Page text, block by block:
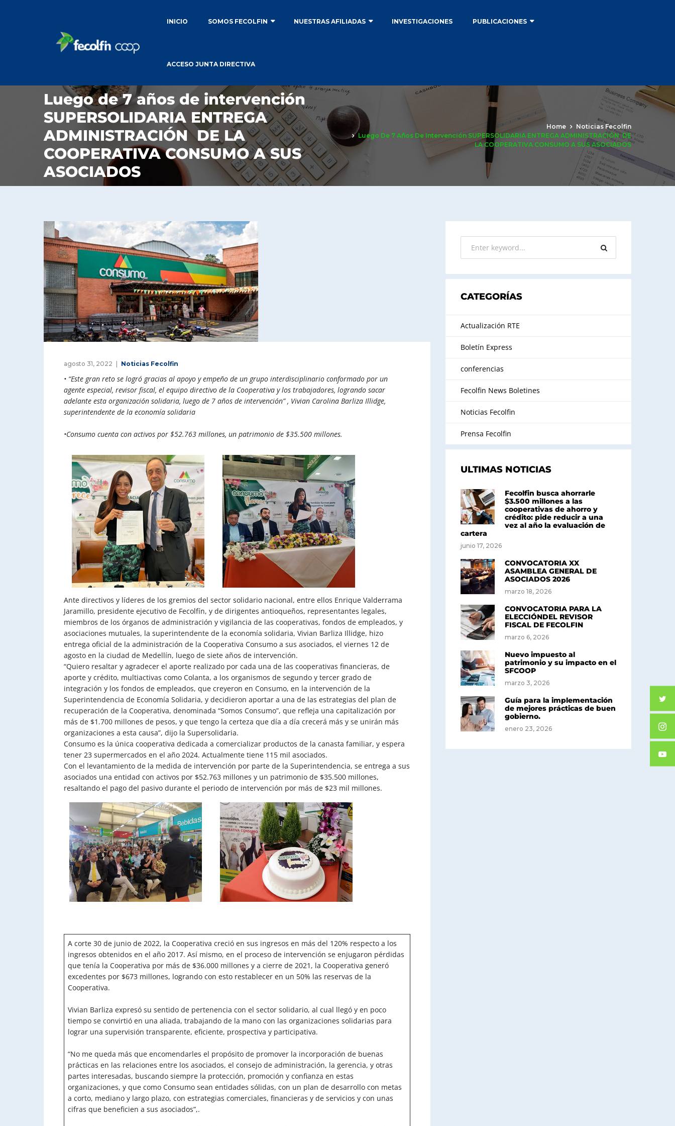
INICIO SOMOS FECOLFIN NUESTRAS AFILIADAS INVESTIGACIONES PUBLICACIONES
ACCESO JUNTA DIRECTIVA
Luego de 7 años de intervención
SUPERSOLIDARIA ENTREGA
ADMINISTRACIÓN DE LA
COOPERATIVA CONSUMO A SUS
ASOCIADOS
Home
Noticias Fecolfin
Luego De 7 Años De Intervención SUPERSOLIDARIA ENTREGA ADMINISTRACIÓN DE
LA COOPERATIVA CONSUMO A SUS ASOCIADOS
agosto 31, 2022 Noticias Fecolfin
• “Este gran reto se logró gracias al apoyo y empeño de un grupo interdisciplinario conformado por un
agente especial, revisor fiscal, el equipo directivo de la Cooperativa y los trabajadores, logrando sacar
adelante esta organización solidaria, luego de 7 años de intervención” , Vivian Carolina Barliza Illidge,
superintendente de la economía solidaria
•Consumo cuenta con activos por $52.763 millones, un patrimonio de $35.500 millones.
Ante directivos y líderes de los gremios del sector solidario nacional, entre ellos Enrique Valderrama
Jaramillo, presidente ejecutivo de Fecolfín, y de dirigentes antioqueños, representantes legales,
miembros de los órganos de administración y vigilancia de las cooperativas, fondos de empleados, y
asociaciones mutuales, la superintendente de la economía solidaria, Vivian Barliza Illidge, hizo
entrega oficial de la administración de la Cooperativa Consumo a sus asociados, el viernes 12 de
agosto en la ciudad de Medellín, luego de siete años de intervención.
“Quiero resaltar y agradecer el aporte realizado por cada una de las cooperativas financieras, de
aporte y crédito, multiactivas como Colanta, a los organismos de segundo y tercer grado de
integración y los fondos de empleados, que creyeron en Consumo, en la intervención de la
Superintendencia de Economía Solidaria, y decidieron aportar a una de las estrategias del plan de
recuperación de la Cooperativa, denominada “Somos Consumo”, que refleja una capitalización por
más de $1.700 millones de pesos, y que tengo la certeza que día a día crecerá más y se unirán más
organizaciones a esta causa”, dijo la Supersolidaria.
Consumo es la única cooperativa dedicada a comercializar productos de la canasta familiar, y espera
tener 23 supermercados en el año 2024. Actualmente tiene 115 mil asociados.
Con el levantamiento de la medida de intervención por parte de la Superintendencia, se entrega a sus
asociados una entidad con activos por $52.763 millones y un patrimonio de $35.500 millones,
resaltando el pago del pasivo durante el periodo de intervención por más de $23 mil millones.
A corte 30 de junio de 2022, la Cooperativa creció en sus ingresos en más del 120% respecto a los
ingresos obtenidos en el año 2017. Así mismo, en el proceso de intervención se enjugaron pérdidas
que tenía la Cooperativa por más de $36.000 millones y a cierre de 2021, la Cooperativa generó
excedentes por $673 millones, logrando con esto restablecer en un 50% las reservas de la
Cooperativa.
Vivian Barliza expresó su sentido de pertenencia con el sector solidario, al cual llegó y en poco
tiempo se convirtió en una aliada, trabajando de la mano con las organizaciones solidarias para
lograr una supervisión transparente, eficiente, prospectiva y participativa.
“No me queda más que encomendarles el propósito de promover la incorporación de buenas
prácticas en las relaciones entre los asociados, el consejo de administración, la gerencia, y otras
partes interesadas, buscando siempre la protección, promoción y confianza en estas
organizaciones, y que como Consumo sean entidades sólidas, con un plan de desarrollo con metas
a corto, mediano y largo plazo, con estrategias comerciales, financieras y de servicios y con unas
cifras que beneficien a sus asociados”,.
CATEGORÍAS
Actualización RTE
Boletín Express
conferencias
Fecolfin News Boletines
Noticias Fecolfin
Prensa Fecolfin
ULTIMAS NOTICIAS
Fecolfin busca ahorrarle
$3.500 millones a las
cooperativas de ahorro y
crédito: pide reducir a una
vez al año la evaluación de
cartera
junio 17, 2026
CONVOCATORIA XX
ASAMBLEA GENERAL DE
ASOCIADOS 2026
marzo 18, 2026
CONVOCATORIA PARA LA
ELECCIÓNDEL REVISOR
FISCAL DE FECOLFIN
marzo 6, 2026
Nuevo impuesto al
patrimonio y su impacto en el
SFCOOP
marzo 3, 2026
Guía para la implementación
de mejores prácticas de buen
gobierno.
enero 23, 2026